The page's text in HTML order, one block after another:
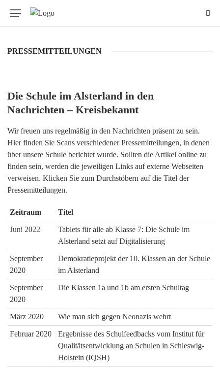
Grundschule
Personen
MINT
Weitere Informationen
Downloads
PRESSEMITTEILUNGEN
Die Schule im Alsterland in den
Nachrichten – Kreisbekannt
Wir freuen uns regelmäßig in den Nachrichten präsent zu sein.
Hier finden Sie Scans verschiedener Pressemitteilungen, in denen
über unsere Schule berichtet wurde. Sollten die Artikel online zu
finden sein, werden die jeweiligen Links auf externe Webseiten
verweisen. Klicken Sie zum Durchstöbern auf die Titel der
Pressemitteilungen.
Zeitraum Titel
Juni 2022
Tablets für alle ab Klasse 7: Die Schule im
Alsterland setzt auf Digitalisierung
September
2020
Demokratieprojekt der 10. Klassen an der Schule
im Alsterland
September
2020
Die Klassen 1a und 1b am ersten Schultag
März 2020 Wie man sich gegen Neonazis wehrt
Februar 2020
Ergebnisse des Schulfeedbacks vom Institut für
Qualitätsentwicklung an Schulen in Schleswig-
Holstein (IQSH)